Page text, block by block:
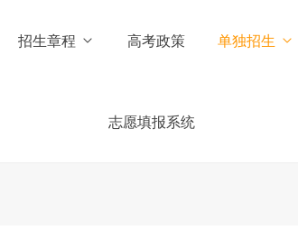
招生章程 高考政策 单独招生
志愿填报系统